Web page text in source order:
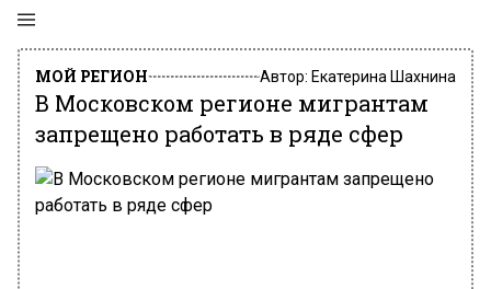
МОЙ РЕГИОН Автор: Екатерина Шахнина
В Московском регионе мигрантам
запрещено работать в ряде сфер